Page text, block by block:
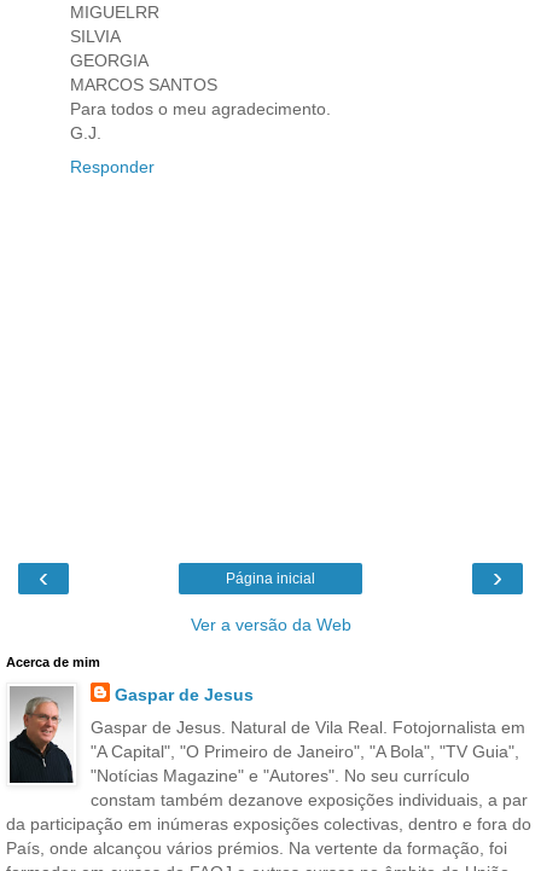
MIGUELRR
SILVIA
GEORGIA
MARCOS SANTOS
Para todos o meu agradecimento.
G.J.
Responder
‹ ›
Página inicial
Ver a versão da Web
Acerca de mim
Gaspar de Jesus
Gaspar de Jesus. Natural de Vila Real. Fotojornalista em
"A Capital", "O Primeiro de Janeiro", "A Bola", "TV Guia",
"Notícias Magazine" e "Autores". No seu currículo
constam também dezanove exposições individuais, a par
da participação em inúmeras exposições colectivas, dentro e fora do
País, onde alcançou vários prémios. Na vertente da formação, foi